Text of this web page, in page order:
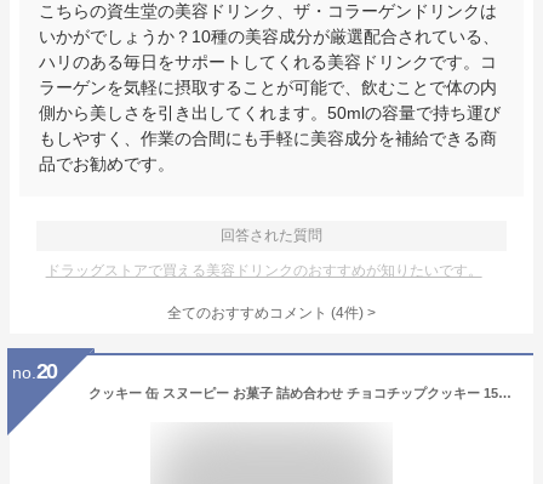
こちらの資生堂の美容ドリンク、ザ・コラーゲンドリンクは
いかがでしょうか？10種の美容成分が厳選配合されている、
ハリのある毎日をサポートしてくれる美容ドリンクです。コ
ラーゲンを気軽に摂取することが可能で、飲むことで体の内
側から美しさを引き出してくれます。50mlの容量で持ち運び
もしやすく、作業の合間にも手軽に美容成分を補給できる商
品でお勧めです。
回答された質問
ドラッグストアで買える美容ドリンクのおすすめが知りたいです。
全てのおすすめコメント (4件) >
no. 20
クッキー 缶 スヌーピー お菓子 詰め合わせ チョコチップクッキー 150g ラウンドティン PEANUTS ギフト プレゼント バレンタイン ホワイトデー 子供会 卒業 卒園 入学 お返し プチギフト 景品 挨拶 手土産 キャラクター 缶入り かわいい